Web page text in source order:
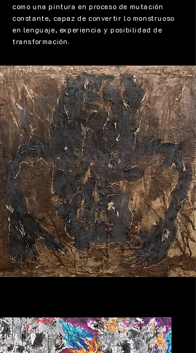
como una pintura en proceso de mutación
constante, capaz de convertir lo monstruoso
en lenguaje, experiencia y posibilidad de
transformación.